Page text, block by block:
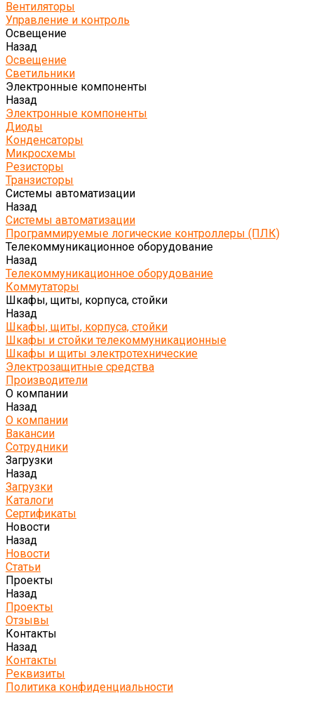
Вентиляторы
Управление и контроль
Освещение
Назад
Освещение
Светильники
Электронные компоненты
Назад
Электронные компоненты
Диоды
Конденсаторы
Микросхемы
Резисторы
Транзисторы
Системы автоматизации
Назад
Системы автоматизации
Программируемые логические контроллеры (ПЛК)
Телекоммуникационное оборудование
Назад
Телекоммуникационное оборудование
Коммутаторы
Шкафы, щиты, корпуса, стойки
Назад
Шкафы, щиты, корпуса, стойки
Шкафы и стойки телекоммуникационные
Шкафы и щиты электротехнические
Электрозащитные средства
Производители
О компании
Назад
О компании
Вакансии
Сотрудники
Загрузки
Назад
Загрузки
Каталоги
Сертификаты
Новости
Назад
Новости
Статьи
Проекты
Назад
Проекты
Отзывы
Контакты
Назад
Контакты
Реквизиты
Политика конфиденциальности